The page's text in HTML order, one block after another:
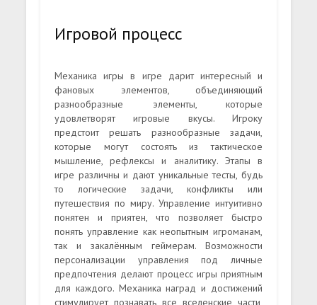
Игровой процесс
Механика игры в игре дарит интересный и
фановых элементов, объединяющий
разнообразные элементы, которые
удовлетворят игровые вкусы. Игроку
предстоит решать разнообразные задачи,
которые могут состоять из тактическое
мышление, рефлексы и аналитику. Этапы в
игре различны и дают уникальные тесты, будь
то логические задачи, конфликты или
путешествия по миру. Управление интуитивно
понятен и приятен, что позволяет быстро
понять управление как неопытным игроманам,
так и закалённым геймерам. Возможности
персонализации управления под личные
предпочтения делают процесс игры приятным
для каждого. Механика наград и достижений
стимулирует познавать все вселенские части,